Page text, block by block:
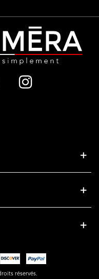
réservés.